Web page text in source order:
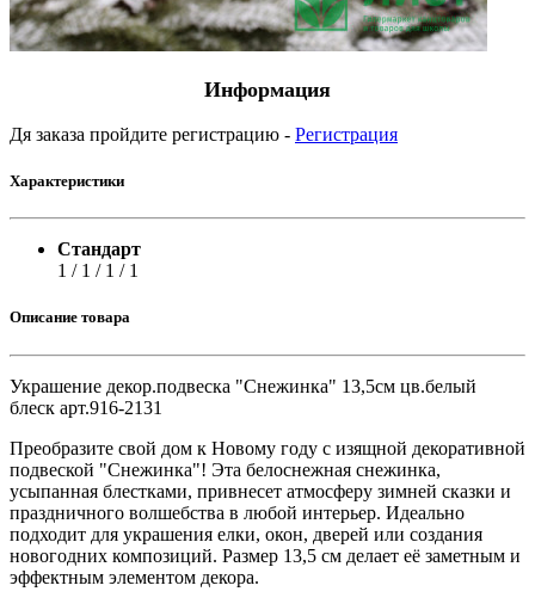
Информация
Дя заказа пройдите регистрацию - Регистрация
Характеристики
Стандарт
1 / 1 / 1 / 1
Описание товара
Украшение декор.подвеска "Снежинка" 13,5см цв.белый
блеск арт.916-2131
Преобразите свой дом к Новому году с изящной декоративной
подвеской "Снежинка"! Эта белоснежная снежинка,
усыпанная блестками, привнесет атмосферу зимней сказки и
праздничного волшебства в любой интерьер. Идеально
подходит для украшения елки, окон, дверей или создания
новогодних композиций. Размер 13,5 см делает её заметным и
эффектным элементом декора.